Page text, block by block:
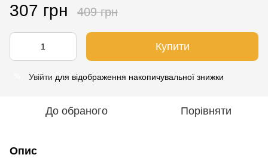
307 грн 409 грн
Купити
Увійти для відображення накопичувальної знижки
До обраного Порівняти
Опис